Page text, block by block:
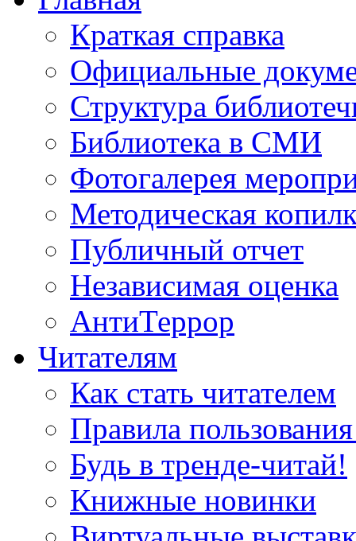
Краткая справка
Официальные
Структура
Библиотека в СМИ
Фотогалерея
Методическая
Публичный отчет
Независимая оценка
АнтиТеррор
Читателям
Как стать читателем
Правила
Будь в тренде-читай!
Книжные новинки